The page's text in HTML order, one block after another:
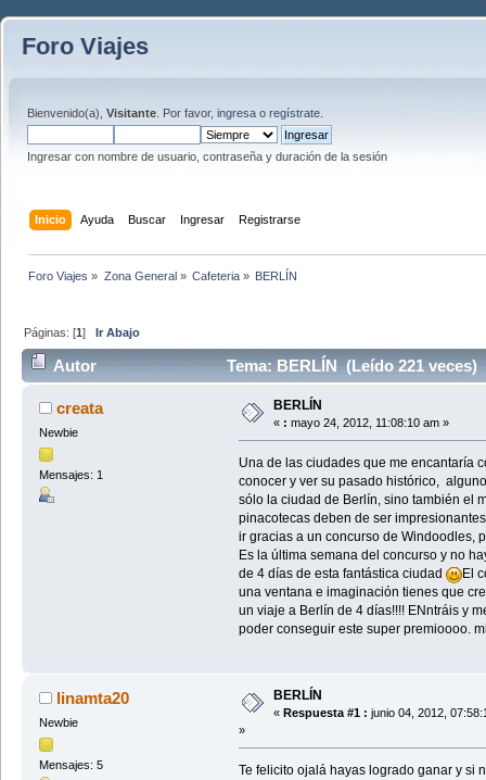
Foro Viajes
Bienvenido(a), Visitante . Por favor, ingresa o regístrate
Ingresar con nombre de usuario, contraseña y duración de la sesión
Inicio Ayuda Buscar Ingresar Registrarse
Foro Viajes » Zona General» Cafeteria» BERLÍN
Páginas: [1]Ir Abajo
Autor Tema: BERLÍN (Leído 221 veces)
creata
Newbie
Mensajes: 1
BERLÍN
« : mayo 24, 2012, 11:08:10 am »
Una de las ciudades que me encantaría
conocer y ver su pasado histórico,
sólo la ciudad de Berlín, sino también el
pinacotecas deben de ser
ir gracias a un concurso de Windoodles,
Es la última semana del concurso y no
de 4 días de esta fantástica ciudad
El
una ventana e imaginación tienes que
un viaje a Berlín de 4 días!!!! ENntráis y
poder conseguir este super premioooo.
linamta20
Newbie
Mensajes: 5
BERLÍN
« Respuesta #1 : junio 04, 2012,
»
Te felicito ojalá hayas logrado ganar y si